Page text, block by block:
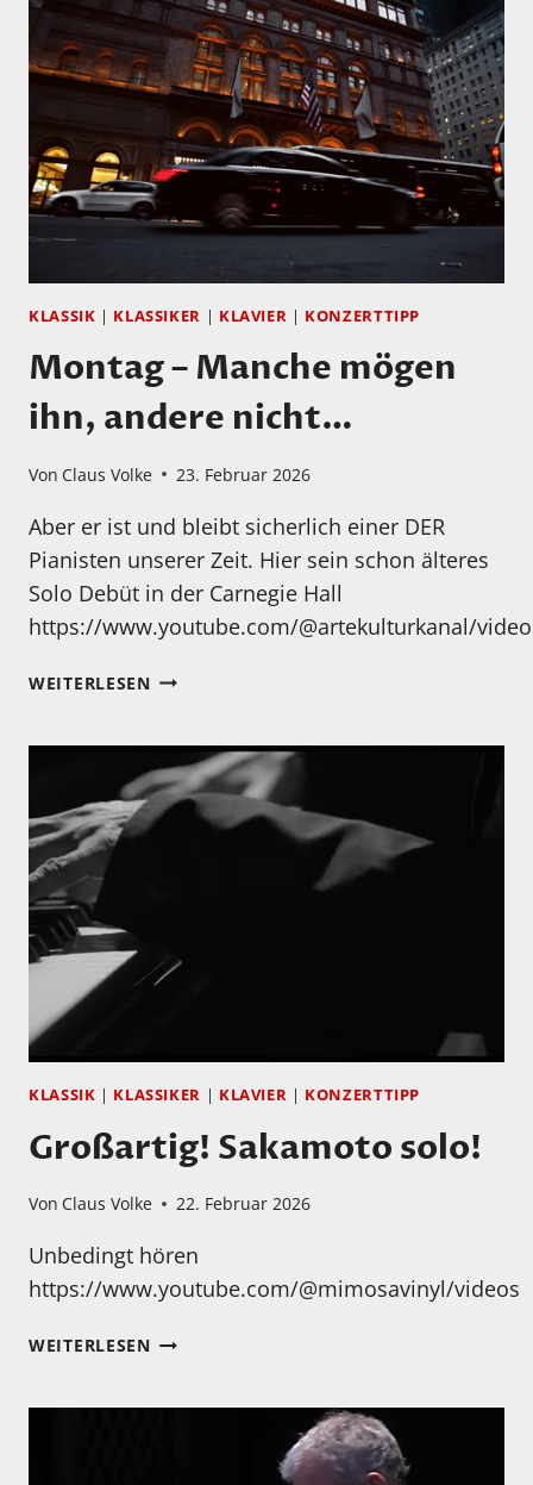
KLASSIK | KLASSIKER | KLAVIER | KONZERTTIPP
Montag – Manche mögen
ihn, andere nicht…
Von Claus Volke 23. Februar 2026
Aber er ist und bleibt sicherlich einer DER
Pianisten unserer Zeit. Hier sein schon älteres
Solo Debüt in der Carnegie Hall
https://www.youtube.com/@artekulturkanal/
WEITERLESENMONTAG
MÖGEN
IHN,
ANDERE
KLASSIK | KLASSIKER | KLAVIER | KONZERTTIPP
Großartig! Sakamoto solo!
Von Claus Volke 22. Februar 2026
Unbedingt hören
https://www.youtube.com/@mimosavinyl/videos
WEITERLESENGROSSARTIG! S